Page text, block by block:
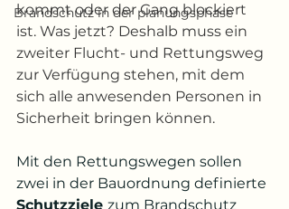
Brandschutz in der planungsphase
kommt oder der Gang blockiert
ist. Was jetzt? Deshalb muss ein
zweiter Flucht- und Rettungsweg
zur Verfügung stehen, mit dem
sich alle anwesenden Personen in
Sicherheit bringen können.
Mit den Rettungswegen sollen
zwei in der Bauordnung definierte
Schutzziele zum Brandschutz